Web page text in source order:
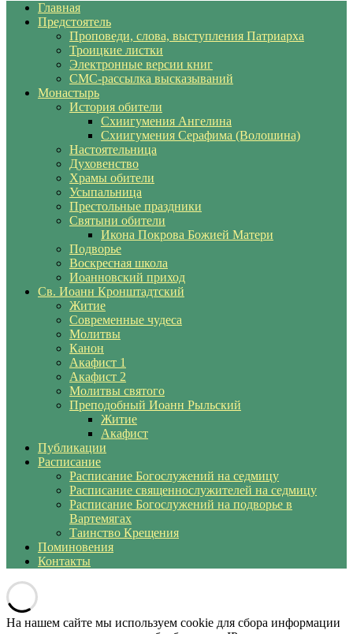
Главная
Предстоятель
Проповеди, слова, выступления Патриарха
Троицкие листки
Электронные версии книг
СМС-рассылка высказываний
Монастырь
История обители
Схиигумения Ангелина
Схиигумения Серафима (Волошина)
Настоятельница
Духовенство
Храмы обители
Усыпальница
Престольные праздники
Святыни обители
Икона Покрова Божией Матери
Подворье
Воскресная школа
Иоанновский приход
Св. Иоанн Кронштадтский
Житие
Современные чудеса
Молитвы
Канон
Акафист 1
Акафист 2
Молитвы святого
Преподобный Иоанн Рыльский
Житие
Акафист
Публикации
Расписание
Расписание Богослужений на седмицу
Расписание священнослужителей на седмицу
Расписание Богослужений на подворье в
Вартемягах
Таинство Крещения
Поминовения
Контакты
На нашем сайте мы используем cookie для сбора информации